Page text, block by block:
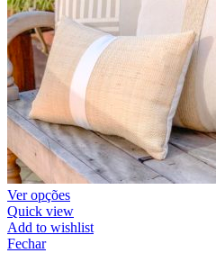
Ver opções
Quick view
Add to wishlist
Fechar